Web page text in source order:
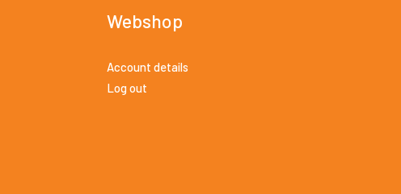
Webshop
Account details
Log out